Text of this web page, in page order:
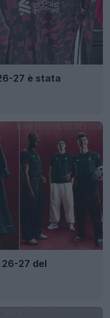
27 è stata
27 del